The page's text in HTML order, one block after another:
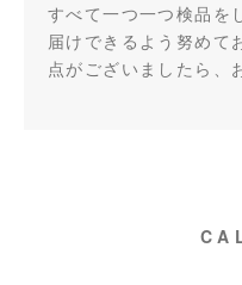
すべて一つ一つ検品を
届けできるよう努めて
点がございましたら、